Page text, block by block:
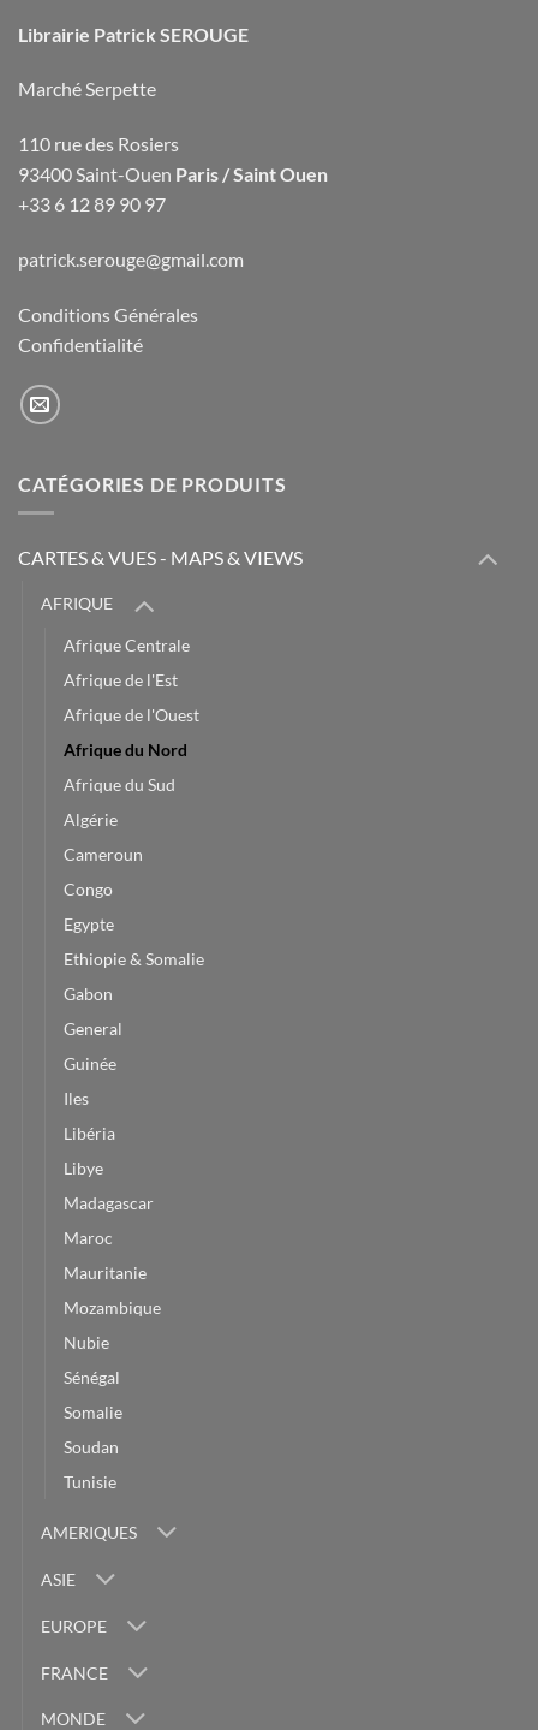
Librairie Patrick SEROUGE
Marché Serpette
110 rue des Rosiers
93400 Saint-Ouen Paris / Saint Ouen
+33 6 12 89 90 97
patrick.serouge@gmail.com
Conditions Générales
Confidentialité
CATÉGORIES DE PRODUITS
CARTES & VUES - MAPS & VIEWS
AFRIQUE
Afrique Centrale
Afrique de l'Est
Afrique de l'Ouest
Afrique du Nord
Afrique du Sud
Algérie
Cameroun
Congo
Egypte
Ethiopie & Somalie
Gabon
General
Guinée
Iles
Libéria
Libye
Madagascar
Maroc
Mauritanie
Mozambique
Nubie
Sénégal
Somalie
Soudan
Tunisie
AMERIQUES
ASIE
EUROPE
FRANCE
MONDE